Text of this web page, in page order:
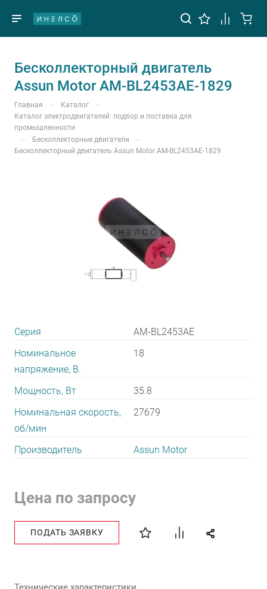
Бесколлекторный двигатель
Assun Motor AM-BL2453AE-1829
Главная — Каталог —
Каталог электродвигателей: подбор и поставка для
промышленности
— Бесколлекторные двигатели —
Бесколлекторный двигатель Assun Motor AM-BL2453AE-1829
Серия
AM-BL2453AE
Номинальное
напряжение, В.
18
Мощность, Вт
35.8
Номинальная скорость,
об/мин
27679
Производитель Assun Motor
Цена по запросу
ПОДАТЬ ЗАЯВКУ